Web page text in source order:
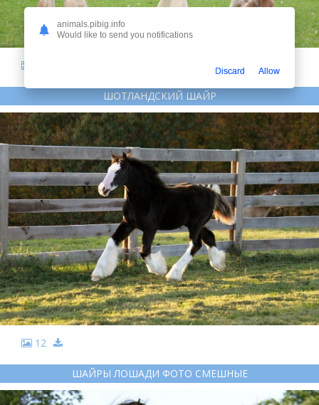
ШОТЛАНДСКИЙ ШАЙР
12
ШАЙРЫ ЛОШАДИ ФОТО СМЕШНЫЕ
animals.pibig.info
Would like to send you notifications
Discard Allow